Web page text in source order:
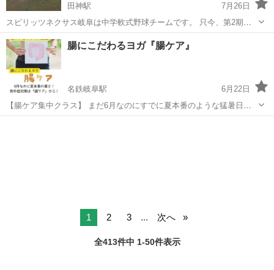
田神駅
7月26日
スピリッツネクサス岐阜は中学軟式野球チームです。 只今、第2期生
を募集しています。 来年卒業の6年生の方！ 中学１年生でチームを変
わりたい方、是非一度、ご連絡ください！ 沢山のお問い合わせお待ち
岐阜 岐阜市 田神駅 軟式野球
腸にこだわるヨガ『腸ケア』
名鉄岐阜駅
6月22日
【腸ケア集中クラス】 まだ6月なのにすでに夏本番のような猛暑日が
続いていますね。 皆さんは熱中症対策をどのようにしていらっしゃい
1 2 3 ... 次へ
全413件中 1-50件表示